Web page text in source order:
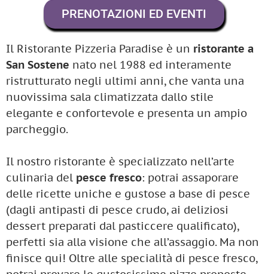
PRENOTAZIONI ED EVENTI
Il Ristorante Pizzeria Paradise è un ristorante a
San Sostene nato nel 1988 ed interamente
ristrutturato negli ultimi anni, che vanta una
nuovissima sala climatizzata dallo stile
elegante e confortevole e presenta un ampio
parcheggio.
Il nostro ristorante è specializzato nell’arte
culinaria del pesce fresco: potrai assaporare
delle ricette uniche e gustose a base di pesce
(dagli antipasti di pesce crudo, ai deliziosi
dessert preparati dal pasticcere qualificato),
perfetti sia alla visione che all’assaggio. Ma non
finisce qui! Oltre alle specialità di pesce fresco,